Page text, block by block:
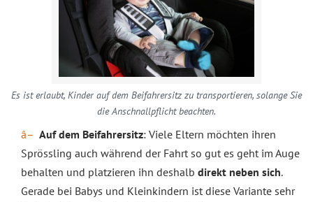
Es ist erlaubt, Kinder auf dem Beifahrersitz zu transportieren, solange Sie
die Anschnallpflicht beachten.
Auf dem Beifahrersitz: Viele Eltern möchten ihren
Sprössling auch während der Fahrt so gut es geht im Auge
behalten und platzieren ihn deshalb direkt neben sich.
Gerade bei Babys und Kleinkindern ist diese Variante sehr